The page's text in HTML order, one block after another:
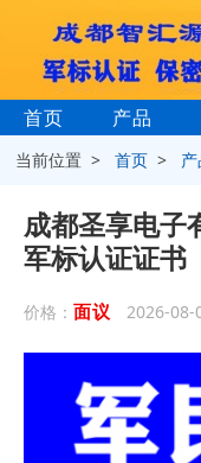
首页 产品
当前位置 >首页 >
成都圣享电子
军标认证证书
价格： 面议 2026-